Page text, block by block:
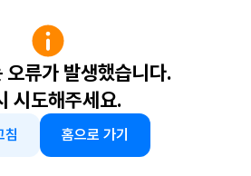
오류가 발생했습니다.
시도해주세요.
침 홈으로 가기